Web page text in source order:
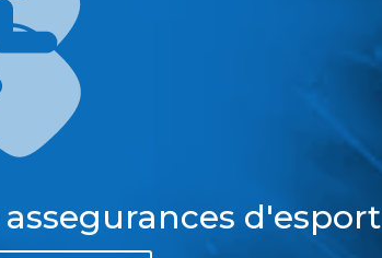
d'esport